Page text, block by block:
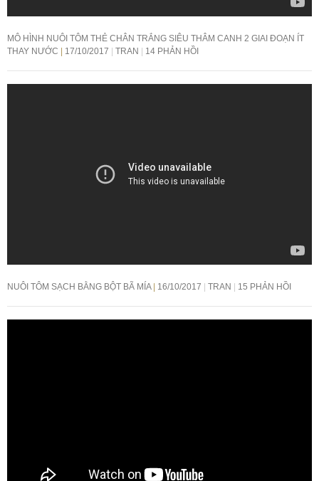
MÔ HÌNH NUÔI TÔM THẺ CHÂN TRẮNG SIÊU THÂM CANH 2 GIAI ĐOẠN ÍT
THAY NƯỚC
17/10/2017 TRAN 14 PHẢN HỒI
NUÔI TÔM SẠCH BẰNG BỘT BÃ MÍA 16/10/2017 TRAN 15 PHẢN HỒI